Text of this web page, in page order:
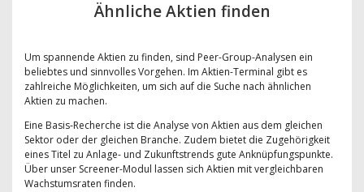
Ähnliche Aktien finden
Um spannende Aktien zu finden, sind Peer-Group-Analysen ein
beliebtes und sinnvolles Vorgehen. Im Aktien-Terminal gibt es
zahlreiche Möglichkeiten, um sich auf die Suche nach ähnlichen
Aktien zu machen.
Eine Basis-Recherche ist die Analyse von Aktien aus dem gleichen
Sektor oder der gleichen Branche. Zudem bietet die Zugehörigkeit
eines Titel zu Anlage- und Zukunftstrends gute Anknüpfungspunkte.
Über unser Screener-Modul lassen sich Aktien mit vergleichbaren
Wachstumsraten finden.